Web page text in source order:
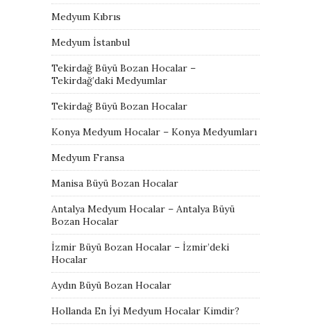
Medyum Kıbrıs
Medyum İstanbul
Tekirdağ Büyü Bozan Hocalar –
Tekirdağ’daki Medyumlar
Tekirdağ Büyü Bozan Hocalar
Konya Medyum Hocalar – Konya Medyumları
Medyum Fransa
Manisa Büyü Bozan Hocalar
Antalya Medyum Hocalar – Antalya Büyü
Bozan Hocalar
İzmir Büyü Bozan Hocalar – İzmir’deki
Hocalar
Aydın Büyü Bozan Hocalar
Hollanda En İyi Medyum Hocalar Kimdir?